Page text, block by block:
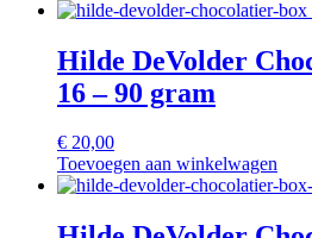
Hilde DeVolder
16 – 90 gram
€ 20,00
Toevoegen aan winkelwagen